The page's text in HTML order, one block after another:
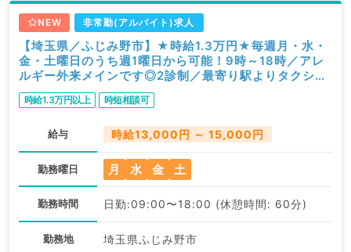
NEW 非常勤(アルバイト)求人
【埼玉県／ふじみ野市】★時給1.3万円★毎週月・水・
金・土曜日のうち週1曜日から可能！9時～18時／アレ
ルギー外来メインです◎2診制／最寄り駅よりタクシー
利用可能です！（小児科・アレルギー科／非常勤）
時給1.3万円以上 時短相談可
給与 時給13,000円 ～ 15,000円
勤務曜日 月 水 金 土
勤務時間 日勤:09:00〜18:00 (休憩時間: 60分)
勤務地 埼玉県ふじみ野市